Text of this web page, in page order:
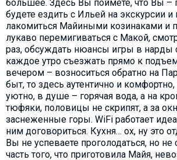
большее. Здесь Вы поймете, что Вы –
будете ездить с Ильей на экскурсии и
лакомиться Майиными козинаками и
лукаво перемигиваться с Макой,
раз, обсуждать нюансы игры в нарды
каждое утро съезжать прямо к
вечером – возноситься обратно на
быт, то здесь аутентично и комфортно,
уютно, в душе – горячая вода, а на
тюфяки, половицы не скрипят, а за
заснеженные горы. WiFi работает
ним договориться. Кухня… ох, ну это
Вы не успеваете проголодаться, но не
часть того, что приготовила Майя,